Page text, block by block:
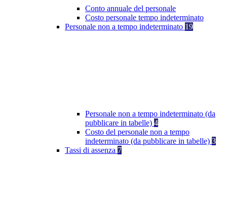
Conto annuale del personale
Costo personale tempo indeterminato
Personale non a tempo indeterminato 19
Personale non a tempo indeterminato (da
pubblicare in tabelle) 4
Costo del personale non a tempo
indeterminato (da pubblicare in tabelle) 3
Tassi di assenza 7